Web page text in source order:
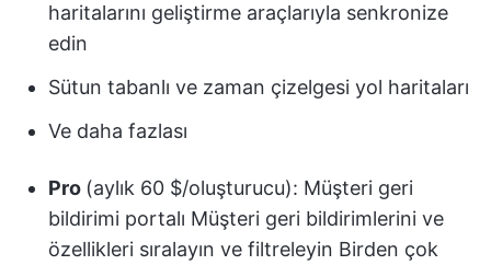
haritalarını geliştirme araçlarıyla senkronize
edin
Sütun tabanlı ve zaman çizelgesi yol haritaları
Ve daha fazlası
Pro (aylık 60 $/oluşturucu): Müşteri geri
bildirimi portalı Müşteri geri bildirimlerini ve
özellikleri sıralayın ve filtreleyin Birden çok